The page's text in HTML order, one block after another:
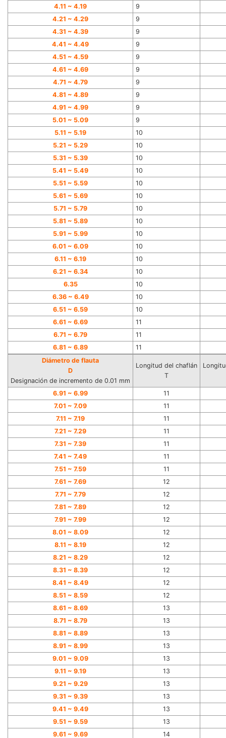
4.11 ~ 4.19
9
4.21 ~ 4.29
9
4.31 ~ 4.39
9
4.41 ~ 4.49
9
4.51 ~ 4.59
9
4.61 ~ 4.69
9
4.71 ~ 4.79
9
4.81 ~ 4.89
9
4.91 ~ 4.99
9
5.01 ~ 5.09
9
5.11 ~ 5.19
10
5.21 ~ 5.29
10
5.31 ~ 5.39
10
5.41 ~ 5.49
10
5.51 ~ 5.59
10
5.61 ~ 5.69
10
5.71 ~ 5.79
10
5.81 ~ 5.89
10
5.91 ~ 5.99
10
6.01 ~ 6.09
10
6.11 ~ 6.19
10
6.21 ~ 6.34
10
6.35
10
6.36~ 6.49
10
6.51 ~ 6.59
10
6.61 ~ 6.69
11
6.71 ~ 6.79
11
6.81 ~ 6.89
11
Diámetro de flauta
D
Designación de incremento de 0.01 mm
Longitud del chaflán
T
6.91 ~ 6.99
11
7.01 ~ 7.09
11
7.11 ~ 7.19
11
7.21 ~ 7.29
11
7.31 ~ 7.39
11
7.41 ~ 7.49
11
7.51 ~ 7.59
11
7.61 ~ 7.69
12
7.71 ~ 7.79
12
7.81 ~ 7.89
12
7.91 ~ 7.99
12
8.01 ~ 8.09
12
8.11 ~ 8.19
12
8.21 ~ 8.29
12
8.31 ~ 8.39
12
8.41 ~ 8.49
12
8.51 ~ 8.59
12
8.61 ~ 8.69
13
8.71 ~ 8.79
13
8.81 ~ 8.89
13
8.91 ~ 8.99
13
9.01 ~ 9.09
13
9.11 ~ 9.19
13
9.21 ~ 9.29
13
9.31 ~ 9.39
13
9.41 ~ 9.49
13
9.51 ~ 9.59
13
9.61 ~ 9.69
14